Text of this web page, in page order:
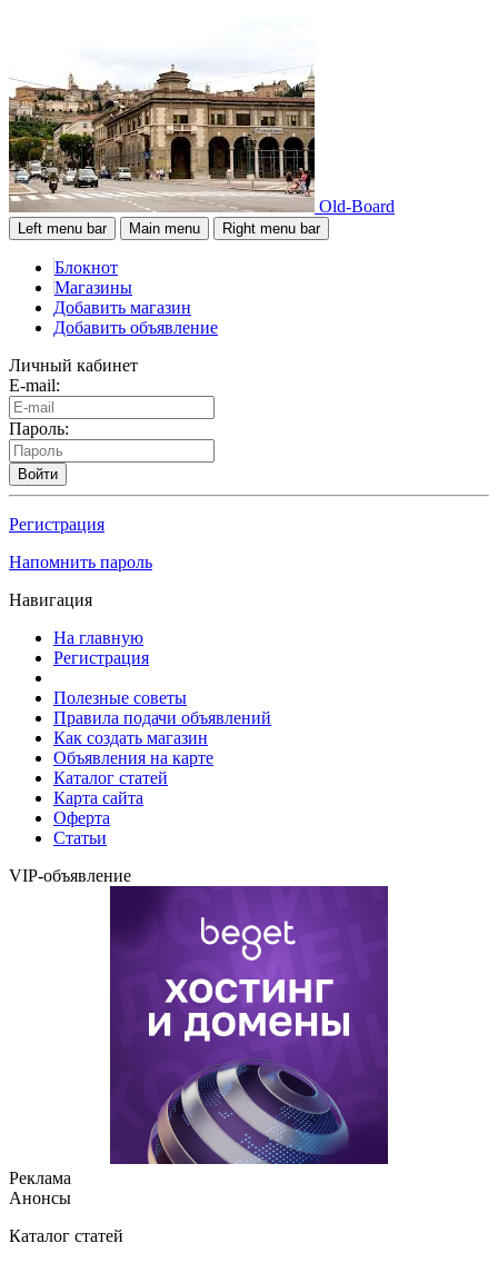
Old-Board
Left menu bar Main menu Right menu bar
Блокнот
Магазины
Добавить магазин
Добавить объявление
Личный кабинет
E-mail:
Пароль:
Войти
Регистрация
Напомнить пароль
Навигация
На главную
Регистрация
Полезные советы
Правила подачи объявлений
Как создать магазин
Объявления на карте
Каталог статей
Карта сайта
Оферта
Статьи
VIP-объявление
Реклама
Анонсы
Каталог статей